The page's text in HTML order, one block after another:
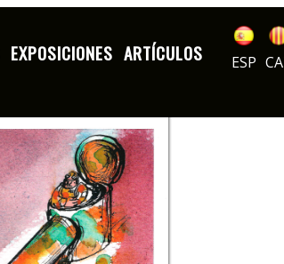
EXPOSICIONES ARTÍCULOS ESP